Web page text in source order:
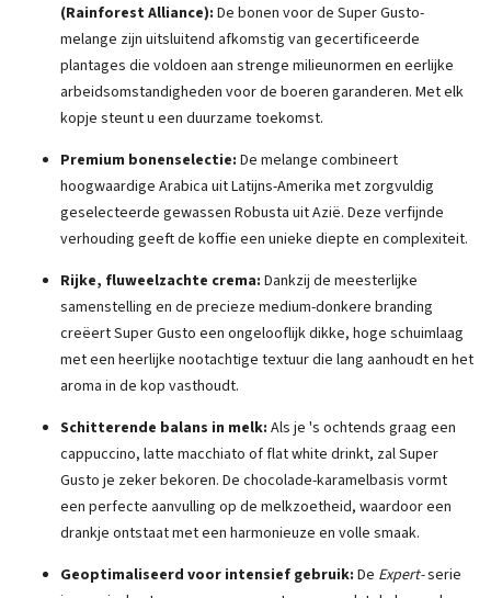
(Rainforest Alliance): De bonen voor de Super Gusto-
melange zijn uitsluitend afkomstig van gecertificeerde
plantages die voldoen aan strenge milieunormen en eerlijke
arbeidsomstandigheden voor de boeren garanderen. Met elk
kopje steunt u een duurzame toekomst.
Premium bonenselectie: De melange combineert
hoogwaardige Arabica uit Latijns-Amerika met zorgvuldig
geselecteerde gewassen Robusta uit Azië. Deze verfijnde
verhouding geeft de koffie een unieke diepte en complexiteit.
Rijke, fluweelzachte crema: Dankzij de meesterlijke
samenstelling en de precieze medium-donkere branding
creëert Super Gusto een ongelooflijk dikke, hoge schuimlaag
met een heerlijke nootachtige textuur die lang aanhoudt en het
aroma in de kop vasthoudt.
Schitterende balans in melk: Als je 's ochtends graag een
cappuccino, latte macchiato of flat white drinkt, zal Super
Gusto je zeker bekoren. De chocolade-karamelbasis vormt
een perfecte aanvulling op de melkzoetheid, waardoor een
drankje ontstaat met een harmonieuze en volle smaak.
Geoptimaliseerd voor intensief gebruik: De Expert-serie